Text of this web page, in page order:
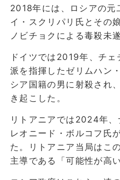
2018年には、ロシアの元
イ・スクリパリ氏とその
ノビチョクによる毒殺未
ドイツでは2019年、チ
派を指揮したゼリムハン
シア国籍の男に射殺され
き起こした。
リトアニアでは2024年
レオニード・ボルコフ氏
た。リトアニア当局はこ
主導である「可能性が高